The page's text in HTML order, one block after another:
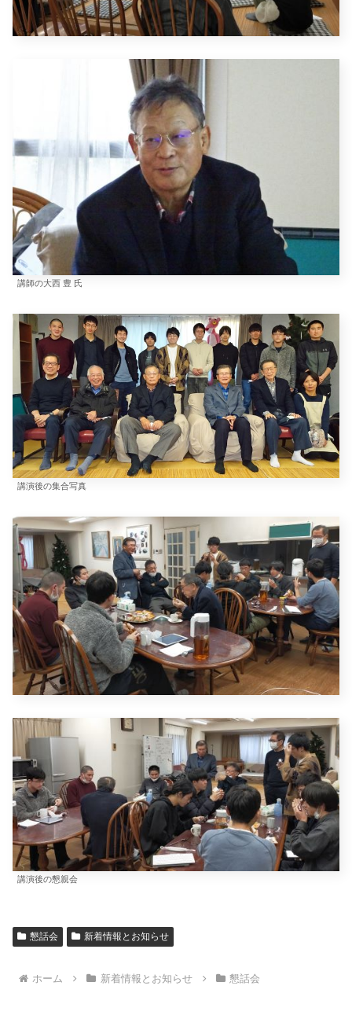
講師の大西 豊 氏
講演後の集合写真
講演後の懇親会
懇話会 新着情報とお知らせ
ホーム 新着情報とお知らせ 懇話会